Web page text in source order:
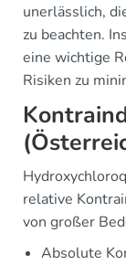
unerlässlich,
zu beachten.
eine wichtige
Risiken zu
relative
von großer
Absolute